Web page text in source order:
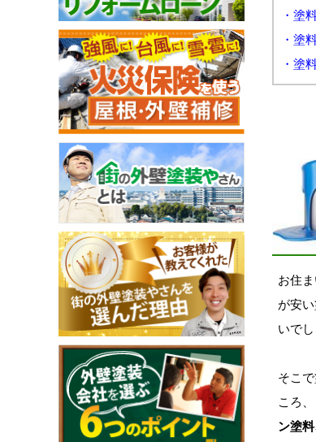
・塗
・塗
・塗
お住
が安
いでし
そこ
ころ、
ン塗